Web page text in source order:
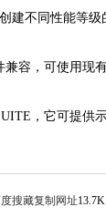
建不同性能等
兼容，可使用现
，它可提供
搜藏复制网址13.7K